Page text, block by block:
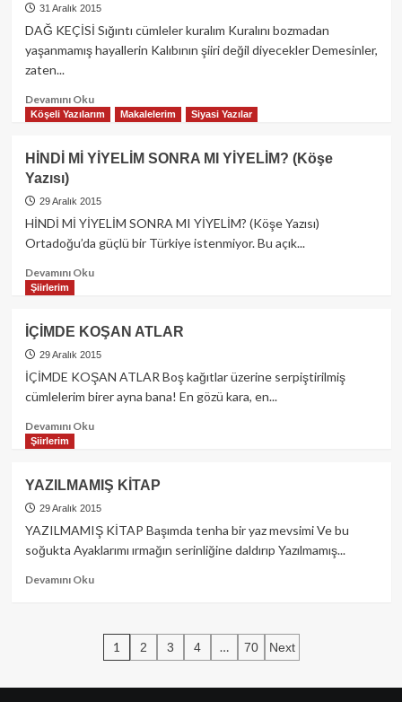
BEDELİ!
(Şiir-
Deneme)
31 Aralık 2015
DAĞ KEÇİSİ Sığıntı cümleler kuralım Kuralını bozmadan
yaşanmamış hayallerin Kalıbının şiiri değil diyecekler Demesinler,
zaten...
Devamını OkuRead
more
DAĞ
KEÇİSİ
Köşeli Yazılarım Makalelerim Siyasi Yazılar
HİNDİ Mİ YİYELİM SONRA MI YİYELİM? (Köşe
Yazısı)
29 Aralık 2015
HİNDİ Mİ YİYELİM SONRA MI YİYELİM? (Köşe Yazısı)
Ortadoğu’da güçlü bir Türkiye istenmiyor. Bu açık...
Devamını OkuRead
Mİ
YİYELİM
SONRA
MI
YİYELİM?
(Köşe
Şiirlerim
İÇİMDE KOŞAN ATLAR
29 Aralık 2015
İÇİMDE KOŞAN ATLAR Boş kağıtlar üzerine serpiştirilmiş
cümlelerim birer ayna bana! En gözü kara, en...
Devamını OkuRead
İÇİMDE
KOŞAN
ATLAR
Şiirlerim
YAZILMAMIŞ KİTAP
29 Aralık 2015
YAZILMAMIŞ KİTAP Başımda tenha bir yaz mevsimi Ve bu
soğukta Ayaklarımı ırmağın serinliğine daldırıp Yazılmamış...
Devamını OkuRead
KİTAPYazı
1 2 3 4 … 70 Next